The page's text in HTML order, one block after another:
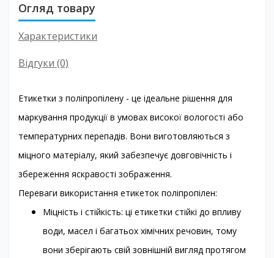
Огляд товару
Характеристики
Відгуки (0)
Етикетки з поліпропілену - це ідеальне рішення для
маркування продукції в умовах високої вологості або
температурних перепадів. Вони виготовляються з
міцного матеріалу, який забезпечує довговічність і
збереження яскравості зображення.
Переваги використання етикеток поліпропілен:
Міцність і стійкість: ці етикетки стійкі до впливу
води, масел і багатьох хімічних речовин, тому
вони зберігають свій зовнішній вигляд протягом